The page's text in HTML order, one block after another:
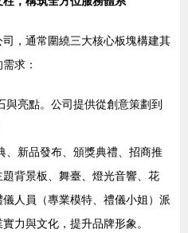
，通常圍繞三大核心板塊構建其
求：
與亮點。公司提供從創意策劃到
、新品發布、頒獎典禮、招商推
背景板、舞臺、燈光音響、花
人員（專業模特、禮儀小姐）派
力與文化，提升品牌形象。